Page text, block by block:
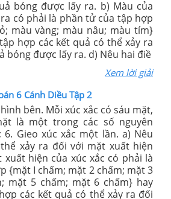
bóng được lấy ra. b) Màu của
có phải là phần tử của tập hợp
màu vàng; màu nâu; màu tím}
hợp các kết quả có thể xảy ra
bóng được lấy ra. d) Nêu hai điề
Xem lời giải
6 Cánh Diều Tập 2
bên. Mỗi xúc xắc có sáu mặt,
là một trong các số nguyên
6. Gieo xúc xắc một lần. a) Nêu
xảy ra đối với mặt xuất hiện
xuất hiện của xúc xắc có phải là
{mặt I chấm; mặt 2 chấm; mặt 3
mặt 5 chấm; mặt 6 chấm} hay
các kết quả có thể xảy ra đối